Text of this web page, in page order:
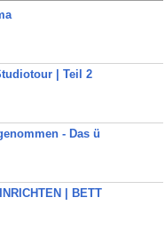
| Teil 2
- Das ü
| BETT